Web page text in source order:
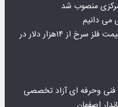
منصوب شد
می دانیم
تداوم صعود مس در بازارهای جهانی؛ قیمت فلز سرخ از ۱۴هزار دلار در
فنی وحرفه ای آزاد تخصصی